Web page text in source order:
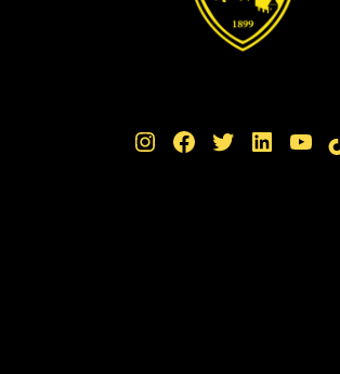
Instagram Facebook Twitter LinkedIn YouTube TikTok